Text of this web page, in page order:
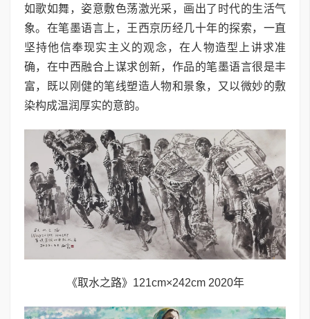
如歌如舞，姿意敷色荡激光采，画出了时代的生活气
象。在笔墨语言上，王西京历经几十年的探索，一直
坚持他信奉现实主义的观念，在人物造型上讲求准
确，在中西融合上谋求创新，作品的笔墨语言很是丰
富，既以刚健的笔线塑造人物和景象，又以微妙的敷
染构成温润厚实的意韵。
《取水之路》121cm×242cm 2020年